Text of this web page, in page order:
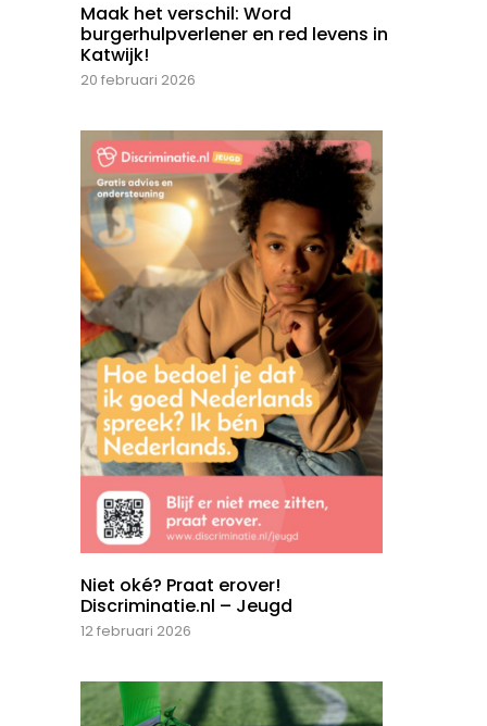
Maak het verschil: Word
burgerhulpverlener en red levens in
Katwijk!
20 februari 2026
Niet oké? Praat erover!
Discriminatie.nl – Jeugd
12 februari 2026